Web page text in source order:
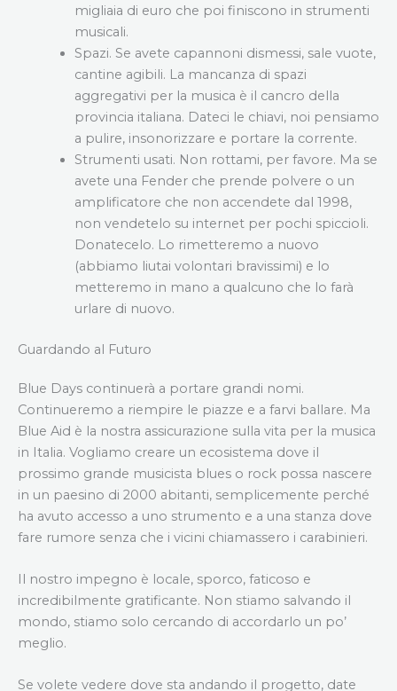
migliaia di euro che poi finiscono in strumenti
musicali.
Spazi. Se avete capannoni dismessi, sale vuote,
cantine agibili. La mancanza di spazi
aggregativi per la musica è il cancro della
provincia italiana. Dateci le chiavi, noi pensiamo
a pulire, insonorizzare e portare la corrente.
Strumenti usati. Non rottami, per favore. Ma se
avete una Fender che prende polvere o un
amplificatore che non accendete dal 1998,
non vendetelo su internet per pochi spiccioli.
Donatecelo. Lo rimetteremo a nuovo
(abbiamo liutai volontari bravissimi) e lo
metteremo in mano a qualcuno che lo farà
urlare di nuovo.
Guardando al Futuro
Blue Days continuerà a portare grandi nomi.
Continueremo a riempire le piazze e a farvi ballare. Ma
Blue Aid è la nostra assicurazione sulla vita per la musica
in Italia. Vogliamo creare un ecosistema dove il
prossimo grande musicista blues o rock possa nascere
in un paesino di 2000 abitanti, semplicemente perché
ha avuto accesso a uno strumento e a una stanza dove
fare rumore senza che i vicini chiamassero i carabinieri.
Il nostro impegno è locale, sporco, faticoso e
incredibilmente gratificante. Non stiamo salvando il
mondo, stiamo solo cercando di accordarlo un po’
meglio.
Se volete vedere dove sta andando il progetto, date